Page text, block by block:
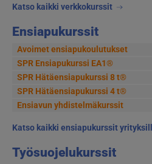
Katso kaikki verkkokurssit
Ensiapukurssit
Avoimet ensiapukoulutukset
SPR Ensiapukurssi EA1®
SPR Hätäensiapukurssi 8 t®
SPR Hätäensiapukurssi 4 t®
Ensiavun yhdistelmäkurssit
Katso kaikki ensiapukurssit
Työsuojelukurssit